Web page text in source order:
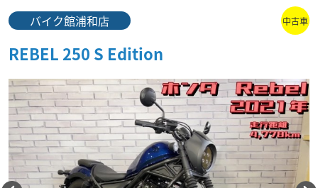
バイク館浦和店 中古車
REBEL 250 S Edition